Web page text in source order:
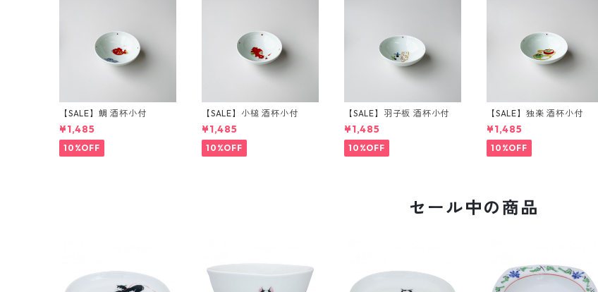
【SALE】鯛 酒杯小付
¥1,485
10%OFF
【SALE】小槌 酒杯小付
¥1,485
10%OFF
【SALE】羽子板 酒杯小付
¥1,485
10%OFF
【SALE】独楽 酒杯小付
¥1,485
10%OFF
セール中の商品